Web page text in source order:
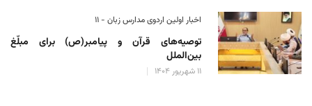
اخبار اولین اردوی مدارس زبان - ۱۱
توصیه‌های قرآن و پیامبر(ص) برای مبلّغ
بین‌الملل
۱۱ شهریور ۱۴۰۴